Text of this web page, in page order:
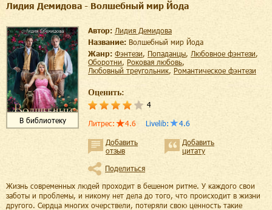
Лидия Демидова - Волшебный мир Йода
В библиотеку
Автор: Лидия Демидова
Название: Волшебный мир Йода
Жанр:
фэнтези, попаданцы, любовное фэнтези,
оборотни, роковая любовь,
любовный треугольник, романтическое фэнтези
Оценить:
4
Литрес: 4.6 Livelib: 4.6
Добавить
отзыв
Добавить
цитату
Поделиться
Жизнь современных людей проходит в бешеном ритме. У каждого свои
заботы и проблемы, и никому нет дела до того, что происходит в жизни
другого. Сердца многих очерствели, потеряли свою ценность такие